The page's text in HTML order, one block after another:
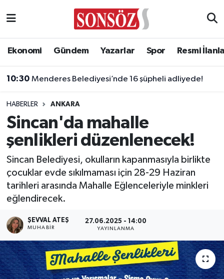
Ekonomi Gündem Yazarlar Spor Resmi
10:30 Menderes Belediyesi’nde 16 şüpheli adliyede!
HABERLER ANKARA
Sincan'da mahalle
şenlikleri düzenlenecek!
Sincan Belediyesi, okulların kapanmasıyla birlikte
çocuklar evde sıkılmaması için 28-29 Haziran
tarihleri arasında Mahalle Eğlenceleriyle minkleri
eğlendirecek.
ŞEVVAL ATEŞ
MUHABIR
27.06.2025 - 14:00
YAYINLANMA
Asayiş
Biyografi
Çevre
Diğer
Dünya
Eğitim
Ekonomi
Eleman
Ankara Nöbetçi Eczaneler
Ankara Trafik Yoğunluk Haritası
Süper Lig Puan Durumu ve Fikstür
Tüm Manşetler
Son Dakika Haberleri
Haber Arşivi